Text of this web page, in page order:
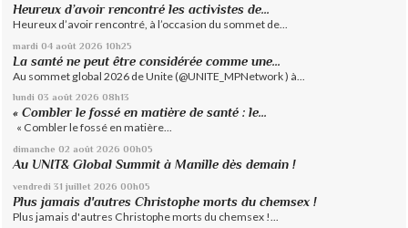
Heureux d’avoir rencontré les activistes de...
Heureux d’avoir rencontré, à l’occasion du sommet de...
mardi 04 août 2026 10h25
La santé ne peut être considérée comme une...
Au sommet global 2026 de Unite (@UNITE_MPNetwork ) à...
lundi 03 août 2026 08h13
« Combler le fossé en matière de santé : le...
« Combler le fossé en matière...
dimanche 02 août 2026 00h05
Au UNIT& Global Summit à Manille dès demain !
vendredi 31 juillet 2026 00h05
Plus jamais d'autres Christophe morts du chemsex !
Plus jamais d'autres Christophe morts du chemsex !...